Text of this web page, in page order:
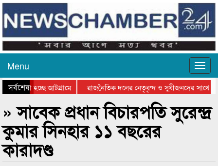
Menu
সর্বশেষহচ্ছে আটগ্রামে
রাজনৈতিক দলের নেতৃবৃন্দ ও সুধীজনদের সাথে
সিলেটে বাংলাদেশ গ্রুপ থিয়েটার ফেডারেশানের
» সাবেক প্রধান বিচারপতি সুরেন্দ্র
কুমার সিনহার ১১ বছরের
কারাদণ্ড